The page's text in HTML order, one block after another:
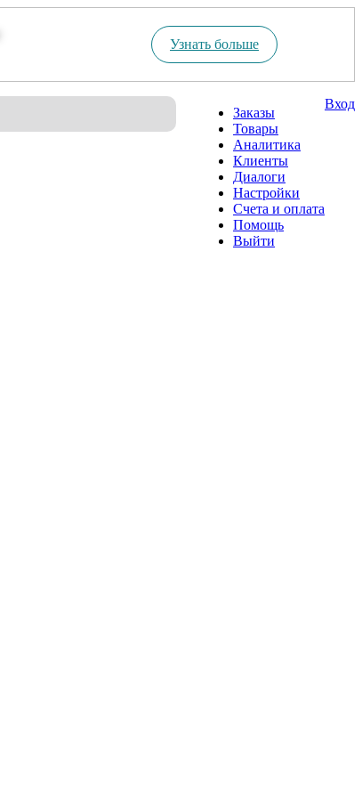
Узнать больше
Заказы
Товары
Аналитика
Клиенты
Диалоги
Настройки
Счета и оплата
Помощь
Выйти
Вход